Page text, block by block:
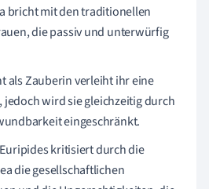
bricht mit den traditionellen
die passiv und unterwürfig
als Zauberin verleiht ihr eine
wird sie gleichzeitig durch
eingeschränkt.
Euripides kritisiert durch die
die gesellschaftlichen